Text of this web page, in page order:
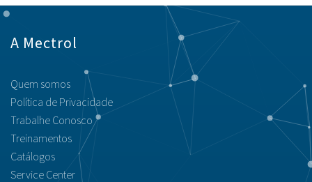
A Mectrol
Quem somos
Política de Privacidade
Trabalhe Conosco
Treinamentos
Catálogos
Service Center